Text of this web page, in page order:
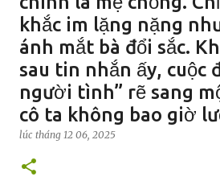
khắc im lặng nặng
ánh mắt bà đổi sắc.
sau tin nhắn ấy, cuộc
người tình” rẽ sang
cô ta không bao giờ
lúc tháng 12 06, 2025